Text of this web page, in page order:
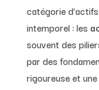
catégorie
intemporel : les
souvent des
par des
rigoureuse et